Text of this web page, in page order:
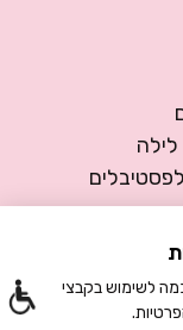
לילה
לשימוש בקבצי